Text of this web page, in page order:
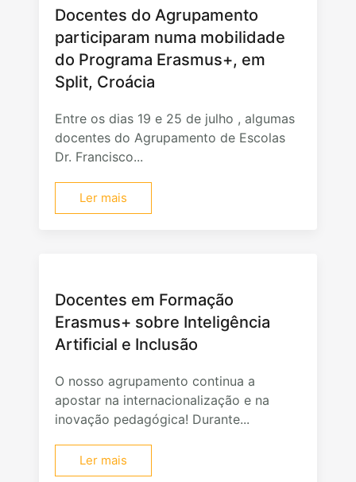
Docentes do Agrupamento
participaram numa mobilidade
do Programa Erasmus+, em
Split, Croácia
Entre os dias 19 e 25 de julho , algumas
docentes do Agrupamento de Escolas
Dr. Francisco...
Ler mais
Docentes em Formação
Erasmus+ sobre Inteligência
Artificial e Inclusão
O nosso agrupamento continua a
apostar na internacionalização e na
inovação pedagógica! Durante...
Ler mais